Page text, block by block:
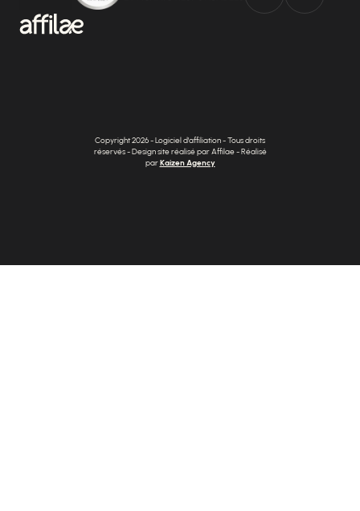
Copyright 2026 - Logiciel d'affiliation - Tous droits
réservés - Design site réalisé par Affilae - Réalisé
parKaizen Agency